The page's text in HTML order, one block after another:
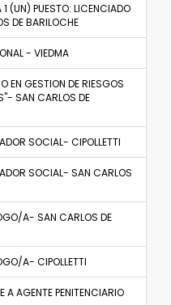
(UN) PUESTO: LICENCIADO
DE BARILOCHE
- VIEDMA
EN GESTION DE RIESGOS
SAN CARLOS DE
SOCIAL- CIPOLLETTI
SOCIAL- SAN CARLOS
A- SAN CARLOS DE
A- CIPOLLETTI
A AGENTE PENITENCIARIO